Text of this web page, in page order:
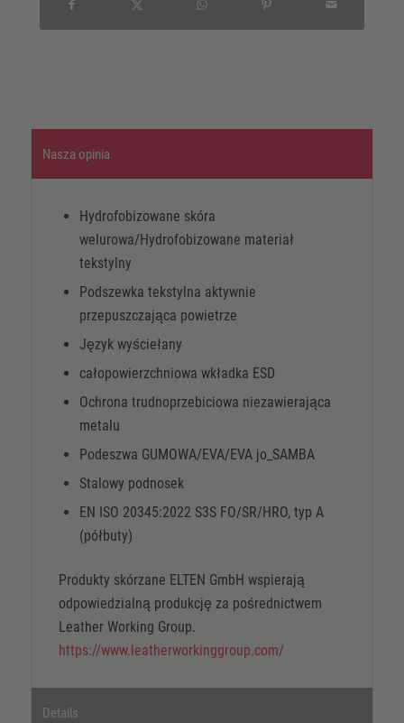
Nasza opinia
Hydrofobizowane skóra
welurowa/Hydrofobizowane materiał
tekstylny
Podszewka tekstylna aktywnie
przepuszczająca powietrze
Język wyściełany
całopowierzchniowa wkładka ESD
Ochrona trudnoprzebiciowa niezawierająca
metalu
Podeszwa GUMOWA/EVA/EVA jo_SAMBA
Stalowy podnosek
EN ISO 20345:2022 S3S FO/SR/HRO, typ A
(półbuty)
Produkty skórzane ELTEN GmbH wspierają
odpowiedzialną produkcję za pośrednictwem
Leather Working Group.
https://www.leatherworkinggroup.com/
Details